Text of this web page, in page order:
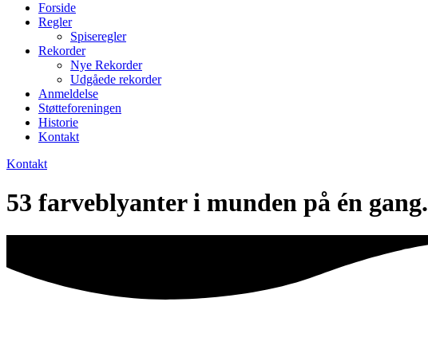
Forside
Regler
Spiseregler
Rekorder
Nye Rekorder
Udgåede rekorder
Anmeldelse
Støtteforeningen
Historie
Kontakt
Kontakt
53 farveblyanter i munden på én gang.